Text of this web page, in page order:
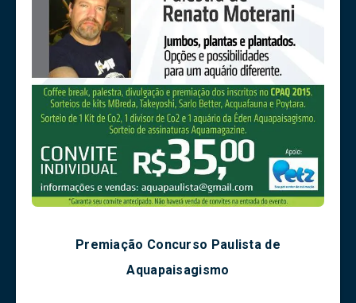
Premiação Concurso Paulista de
Aquapaisagismo